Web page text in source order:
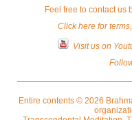
Feel free to contact us
Click here for
Visit us on
Entire contents © 2026